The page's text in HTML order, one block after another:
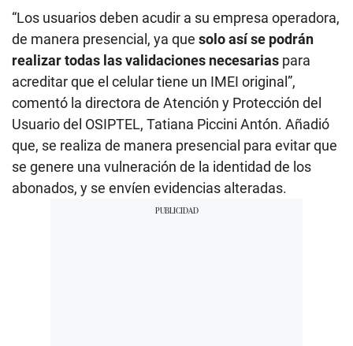
“Los usuarios deben acudir a su empresa operadora,
de manera presencial, ya que solo así se podrán
realizar todas las validaciones necesarias para
acreditar que el celular tiene un IMEI original”,
comentó la directora de Atención y Protección del
Usuario del OSIPTEL, Tatiana Piccini Antón. Añadió
que, se realiza de manera presencial para evitar que
se genere una vulneración de la identidad de los
abonados, y se envíen evidencias alteradas.